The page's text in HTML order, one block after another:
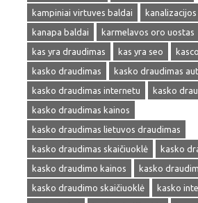
kampiniai virtuves baldai
kanapa baldai
karmelavos oro uostas
kas yra draudimas
kas yra seo
kasko draudimas
kasko draudimas
kasko draudimas internetu
kasko
kasko draudimas kainos
kasko draudimas lietuvos draudimas
kasko draudimas skaičiuoklė
kasko
kasko draudimo kainos
kasko
kasko draudimo skaičiuoklė
kasko